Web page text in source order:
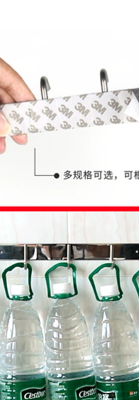
băng dải
dòng đóng
báo màu
đỏ vĩnh
đen và
màu
cây băng
vị trí thứ
set-dash vị
6t quản
Jia eva dày
nạn bọt
của âm
phía bọt
pad
mỏng băng
mạnh
chữa vết
nhiệt độ
tường
sức mạnh
hai mặt
keo mà
lại dấu vết
suốt có
cao nặng